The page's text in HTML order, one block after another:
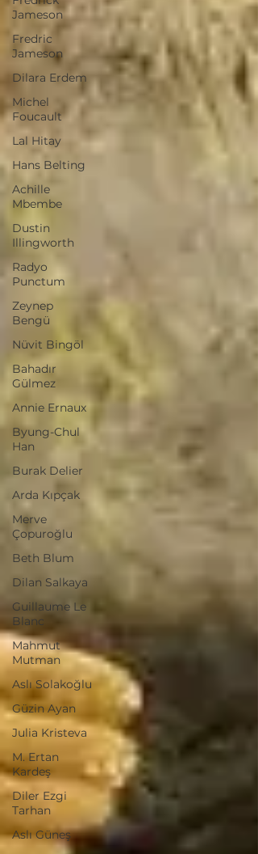
Jameson
Fredric
Jameson
Dilara Erdem
Michel
Foucault
Lal Hitay
Hans Belting
Achille
Mbembe
Dustin
Illingworth
Radyo
Punctum
Zeynep
Bengü
Nüvit Bingöl
Bahadır
Gülmez
Annie Ernaux
Byung-Chul
Han
Burak Delier
Arda Kıpçak
Merve
Çopuroğlu
Beth Blum
Dilan Salkaya
Guillaume Le
Blanc
Mahmut
Mutman
Aslı Solakoğlu
Güzin Ayan
Julia Kristeva
M. Ertan
Kardeş
Diler Ezgi
Tarhan
Aslı Güneş